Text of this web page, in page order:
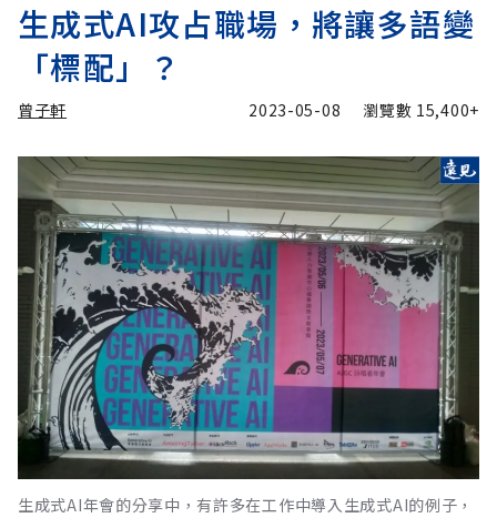
生成式AI攻占職場，將讓多語變
「標配」？
曾子軒 2023-05-08 瀏覽數 15,400+
生成式AI年會的分享中，有許多在工作中導入生成式AI的例子，